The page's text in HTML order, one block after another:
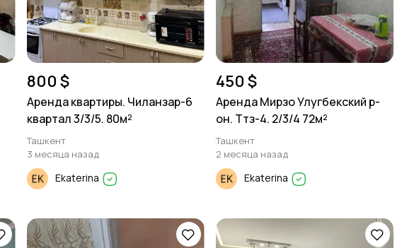
800 $
Аренда квартиры. Чиланзар-6
квартал 3/3/5. 80м²
Ташкент
3 месяца назад
Ekaterina
450 $
Аренда Мирзо Улугбекский р-
он. Ттз-4. 2/3/4 72м²
Ташкент
2 месяца назад
Ekaterina